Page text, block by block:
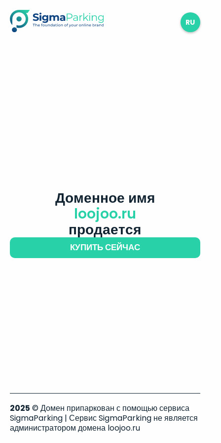
RU
Доменное имя
loojoo.ru
продается
КУПИТЬ СЕЙЧАС
2025 © Домен припаркован с помощью сервиса
SigmaParking | Сервис SigmaParking не является
администратором домена loojoo.ru